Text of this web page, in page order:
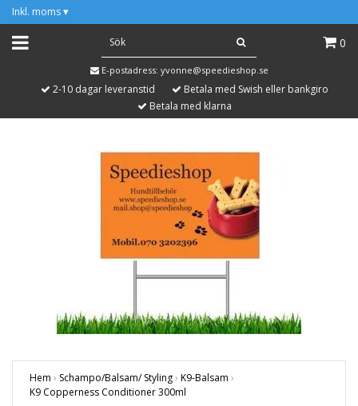
Inkl. moms ▾
0
E-postadress: yvonne@speedieshop.se
2-10 dagar leveranstid
Betala med Swish eller bankgiro
Betala med klarna
Hem › Schampo/Balsam/ Styling› K9-Balsam ›
K9 Copperness Conditioner 300ml